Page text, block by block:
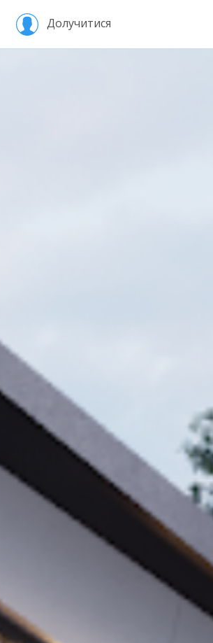
Долучитися